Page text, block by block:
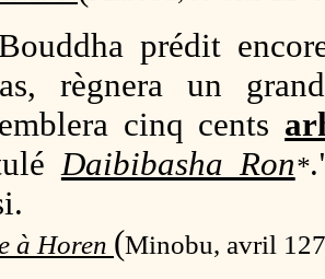
prédit
règnera un
cinq cents
Daibibasha Ron*
à Horen (Minobu, avril